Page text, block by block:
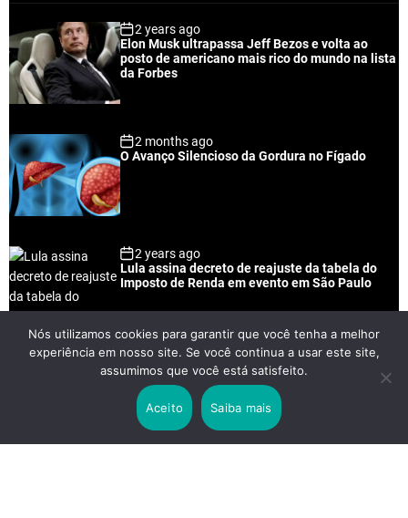
u
a
r
e
n
t
e
e
2 years ago
Elon Musk ultrapassa Jeff Bezos e volta ao
posto de americano mais rico do mundo na lista
da Forbes
2 months ago
O Avanço Silencioso da Gordura no Fígado
2 years ago
Lula assina decreto de reajuste da tabela do
Imposto de Renda em evento em São Paulo
2 years ago
Lei Rouanet e Petrobras financiam evento em
que Lula pediu votos para Boulos
Nós utilizamos cookies para garantir que você tenha a melhor
experiência em nosso site. Se você continua a usar este site,
assumimos que você está satisfeito.
Aceito Saiba mais